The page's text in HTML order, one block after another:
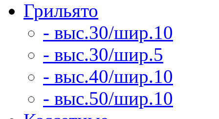
Грильято
- выс.30/шир.10
- выс.30/шир.5
- выс.40/шир.10
- выс.50/шир.10